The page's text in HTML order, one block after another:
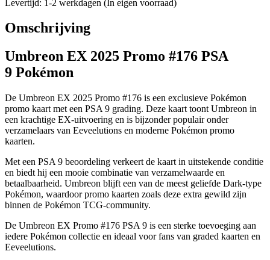
Levertijd: 1-2 werkdagen (In eigen voorraad)
Omschrijving
Umbreon EX 2025 Promo #176 PSA
9 Pokémon
De Umbreon EX 2025 Promo #176 is een exclusieve Pokémon
promo kaart met een PSA 9 grading. Deze kaart toont Umbreon in
een krachtige EX-uitvoering en is bijzonder populair onder
verzamelaars van Eeveelutions en moderne Pokémon promo
kaarten.
Met een PSA 9 beoordeling verkeert de kaart in uitstekende conditie
en biedt hij een mooie combinatie van verzamelwaarde en
betaalbaarheid. Umbreon blijft een van de meest geliefde Dark-type
Pokémon, waardoor promo kaarten zoals deze extra gewild zijn
binnen de Pokémon TCG-community.
De Umbreon EX Promo #176 PSA 9 is een sterke toevoeging aan
iedere Pokémon collectie en ideaal voor fans van graded kaarten en
Eeveelutions.